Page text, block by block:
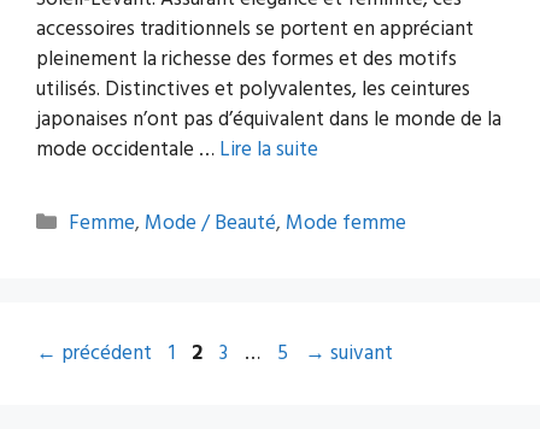
accessoires traditionnels se portent en appréciant
pleinement la richesse des formes et des motifs
utilisés. Distinctives et polyvalentes, les ceintures
japonaises n’ont pas d’équivalent dans le monde de la
mode occidentale …Lire la suite
Catégories
Femme, Mode / Beauté, Mode femme
Navigation
← précédent Page
1 Page
2 Page
3 … Page
5 → suivant